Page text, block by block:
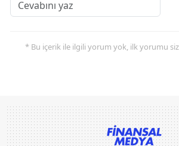
* Bu içerik ile ilgili yorum yok, ilk yorumu siz